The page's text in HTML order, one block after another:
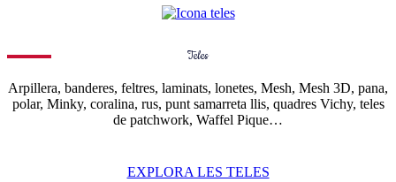
Teles
Arpillera, banderes, feltres, laminats, lonetes, Mesh, Mesh 3D, pana,
polar, Minky, coralina, rus, punt samarreta llis, quadres Vichy, teles
de patchwork, Waffel Pique…
EXPLORA LES TELES